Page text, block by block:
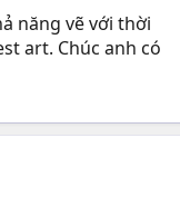
năng vẽ với thời
art. Chúc anh có